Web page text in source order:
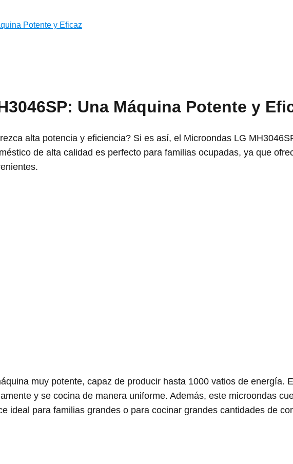
Potente y Eficaz
Una Máquina Potente y
alta potencia y eficiencia? Si es así, el Microondas LG
de alta calidad es perfecto para familias ocupadas, ya que
muy potente, capaz de producir hasta 1000 vatios de energía.
y se cocina de manera uniforme. Además, este microondas
ideal para familias grandes o para cocinar grandes cantidades de